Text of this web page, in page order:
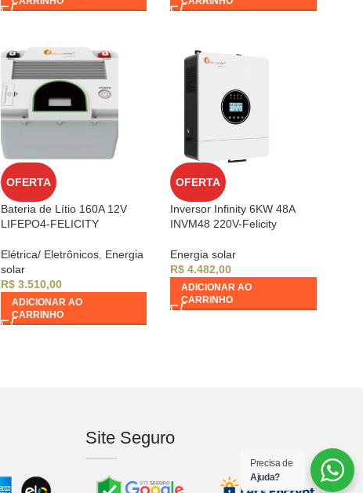
OFERTA
Bateria de Lítio 160A 12V
LIFEPO4-FELICITY
Elétrica/ Eletrônicos, Energia
solar
R$3.510,00
ADICIONAR AO
CARRINHO
OFERTA
Inversor Infinity 6KW 48A
INVM48 220V-Felicity
Energia solar
R$ 4.482,00
ADICIONAR AO
CARRINHO
Site Seguro
Precisa de
Ajuda?